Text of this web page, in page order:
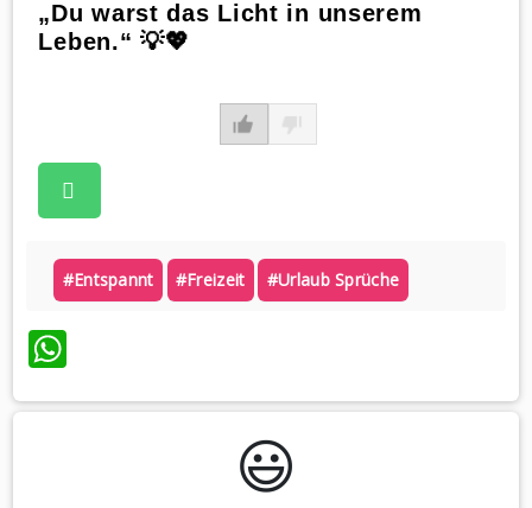
„Du warst das Licht in unserem
Leben.“ 💡💖
#entspannt #freizeit #urlaub Sprüche
WhatsApp
😃️